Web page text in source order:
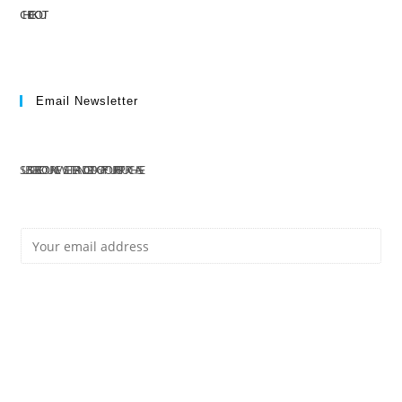
CHECKOUT
Email Newsletter
SUBSCRIBE TO OUR NEWSLETTER AND GET 10% OFF YOUR FIRST PURCHASE